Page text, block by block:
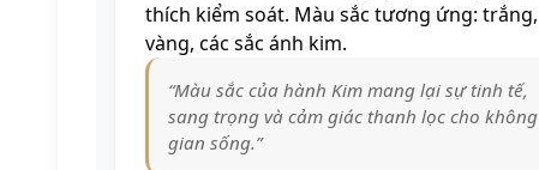
thích kiểm soát. Màu sắc tương ứng: trắng,
vàng, các sắc ánh kim.
“Màu sắc của hành Kim mang lại sự tinh tế,
sang trọng và cảm giác thanh lọc cho không
gian sống.”